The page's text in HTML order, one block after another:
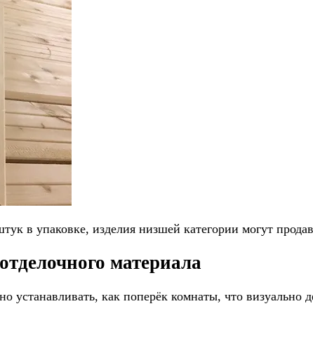
в упаковке, изделия низшей категории могут
материала
как поперёк комнаты, что визуально